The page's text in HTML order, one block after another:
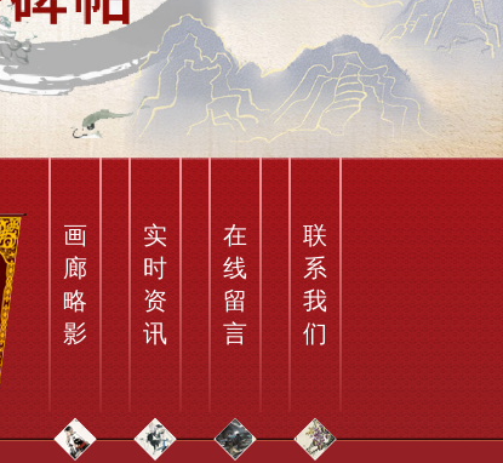
画
廊
略
影
实
时
资
讯
在
线
留
言
联
系
我
们